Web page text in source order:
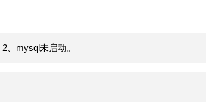
、mysql未启动。